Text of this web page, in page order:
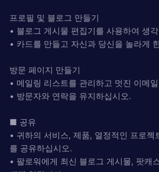
프로필 및 블로그 만들기
• 블로그 게시물 편집기를 사용하여 생
• 카드를 만들고 자신과 당신을 놀라게
방문 페이지 만들기
• 메일링 리스트를 관리하고 멋진 이메
• 방문자와 연락을 유지하십시오.
■ 공유
• 귀하의 서비스, 제품, 열정적인 프로젝
를 공유하십시오.
• 팔로워에게 최신 블로그 게시물, 팟캐